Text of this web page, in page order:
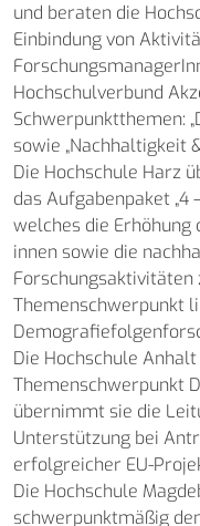
und beraten die
Einbindung von
Hochschulverbund
Schwerpunktthemen:
sowie „Nachhaltigkeit
Die Hochschule Harz
das Aufgabenpaket „4
welches die Erhöhung
innen sowie die
Forschungsaktivitäten
Themenschwerpunkt
Die Hochschule
Themenschwerpunkt
übernimmt sie die
Unterstützung bei
erfolgreicher EU-
Die Hochschule
schwerpunktmäßig